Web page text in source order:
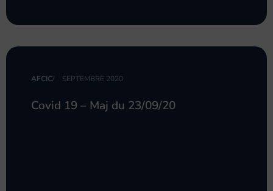
AFCIC/ SEPTEMBRE 2020
Covid 19 – Maj du 23/09/20